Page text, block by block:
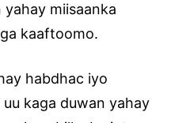
miisaanka
kaaftoomo.
habdhac iyo
kaga duwan yahay